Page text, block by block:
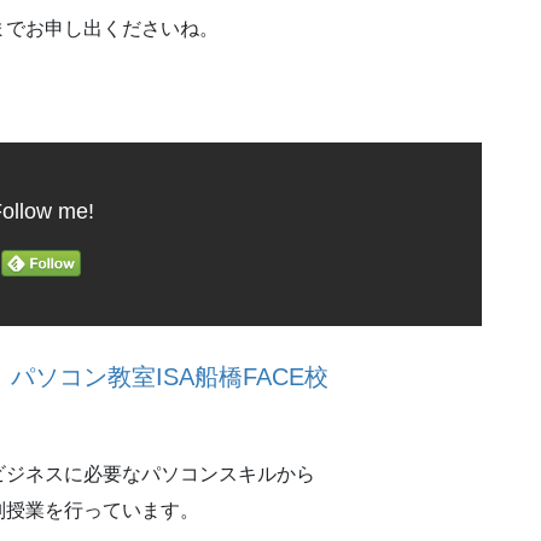
お申し出くださいね。
me!
ソコン教室ISA船橋FACE校
ネスに必要なパソコンスキルから
業を行っています。